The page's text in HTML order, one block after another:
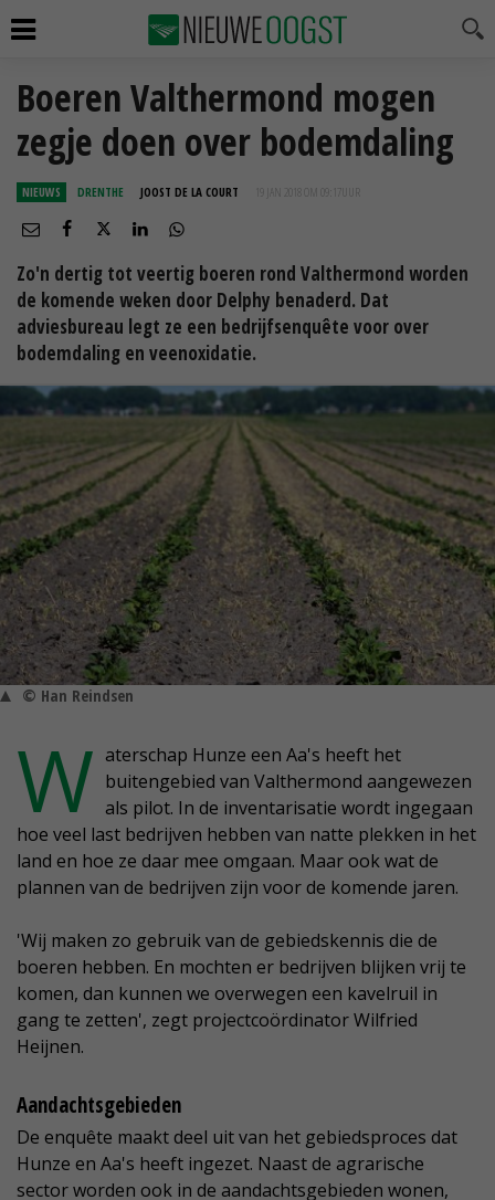
Boeren Valthermond mogen
zegje doen over bodemdaling
NIEUWS DRENTHE JOOST DE LA COURT 19 JAN 2018 OM 09:17
Zo'n dertig tot veertig boeren rond Valthermond worden
de komende weken door Delphy benaderd. Dat
adviesbureau legt ze een bedrijfsenquête voor over
bodemdaling en veenoxidatie.
© Han Reindsen
W aterschap Hunze een Aa's heeft het
buitengebied van Valthermond aangewezen
als pilot. In de inventarisatie wordt ingegaan
hoe veel last bedrijven hebben van natte plekken in het
land en hoe ze daar mee omgaan. Maar ook wat de
plannen van de bedrijven zijn voor de komende jaren.
'Wij maken zo gebruik van de gebiedskennis die de
boeren hebben. En mochten er bedrijven blijken vrij te
komen, dan kunnen we overwegen een kavelruil in
gang te zetten', zegt projectcoördinator Wilfried
Heijnen.
Aandachtsgebieden
De enquête maakt deel uit van het gebiedsproces dat
Hunze en Aa's heeft ingezet. Naast de agrarische
sector worden ook in de aandachtsgebieden wonen,